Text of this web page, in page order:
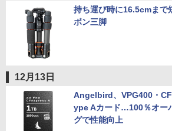
持ち運び時に16.5cmまで
ボン三脚
12月13日
Angelbird、VPG400・
ype Aカード…100％オー
グで性能向上